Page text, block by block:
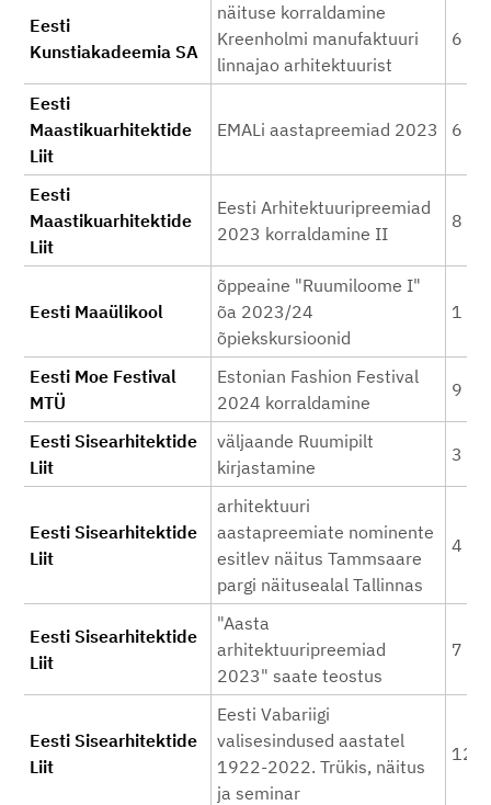
Eesti
Kunstiakadeemia SA
näituse korraldamine
Kreenholmi manufaktuuri
linnajao arhitektuurist
6
Eesti
Maastikuarhitektide
Liit
EMALi aastapreemiad 2023 6
Eesti
Maastikuarhitektide
Liit
Eesti Arhitektuuripreemiad
2023 korraldamine II
8
Eesti Maaülikool
õppeaine "Ruumiloome I"
õa 2023/24
õpiekskursioonid
1
Eesti Moe Festival
MTÜ
Estonian Fashion Festival
2024 korraldamine
9
Eesti Sisearhitektide
Liit
väljaande Ruumipilt
kirjastamine
3
Eesti Sisearhitektide
Liit
arhitektuuri
aastapreemiate nominente
esitlev näitus Tammsaare
pargi näitusealal Tallinnas
4
Eesti Sisearhitektide
Liit
"Aasta
arhitektuuripreemiad
2023" saate teostus
7
Eesti Sisearhitektide
Liit
Eesti Vabariigi
valisesindused aastatel
1922-2022. Trükis, näitus
ja seminar
12